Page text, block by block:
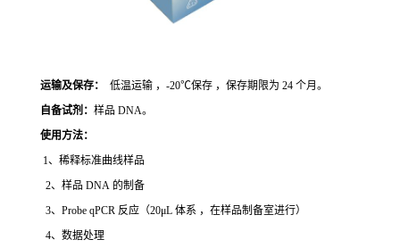
运输及保存：
低温运输 ，-20℃保存 ，保存期限为 24 个月。
自备试剂： 样品 DNA。
使用方法：
1、稀释标准曲线样品
2、样品 DNA 的制备
3、Probe qPCR 反应（20μL 体系 ，在样品制备室进行）
4、数据处理